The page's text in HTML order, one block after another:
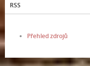
RSS
Přehled zdrojů